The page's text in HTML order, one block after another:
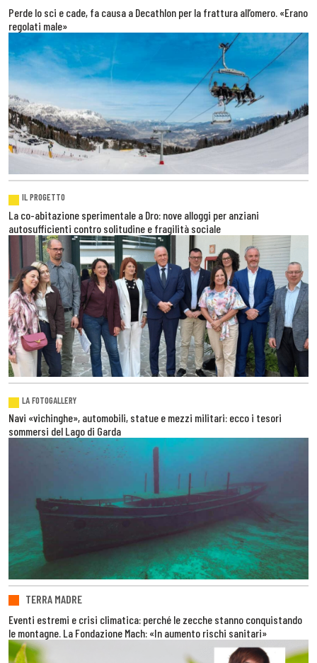
Perde lo sci e cade, fa causa a Decathlon per la frattura all’omero. «Erano
regolati male»
IL PROGETTO
La co-abitazione sperimentale a Dro: nove alloggi per anziani
autosufficienti contro solitudine e fragilità sociale
LA FOTOGALLERY
Navi «vichinghe», automobili, statue e mezzi militari: ecco i tesori
sommersi del Lago di Garda
TERRA MADRE
Eventi estremi e crisi climatica: perché le zecche stanno conquistando
le montagne. La Fondazione Mach: «In aumento rischi sanitari»